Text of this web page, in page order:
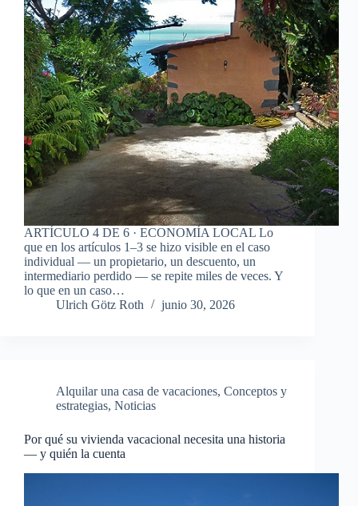
ARTÍCULO 4 DE 6 · ECONOMÍA LOCAL Lo
que en los artículos 1–3 se hizo visible en el caso
individual — un propietario, un descuento, un
intermediario perdido — se repite miles de veces. Y
lo que en un caso…
Ulrich Götz Roth
junio 30, 2026
Alquilar una casa de vacaciones, Conceptos y
estrategias, Noticias
Por qué su vivienda vacacional necesita una historia
— y quién la cuenta